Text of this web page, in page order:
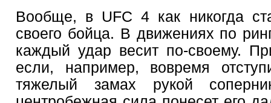
Вообще, в UFC 4 как никогда
своего бойца. В движениях по
каждый удар весит по-своему.
если, например, вовремя
тяжелый замах рукой